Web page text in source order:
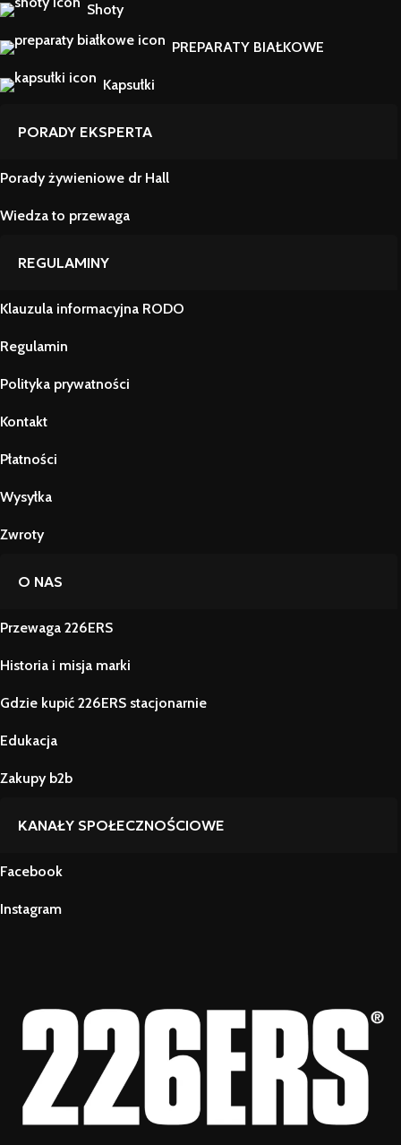
Shoty
PREPARATY BIAŁKOWE
Kapsułki
PORADY EKSPERTA
Porady żywieniowe dr Hall
Wiedza to przewaga
REGULAMINY
Klauzula informacyjna RODO
Regulamin
Polityka prywatności
Kontakt
Płatności
Wysyłka
Zwroty
O NAS
Przewaga 226ERS
Historia i misja marki
Gdzie kupić 226ERS stacjonarnie
Edukacja
Zakupy b2b
KANAŁY SPOŁECZNOŚCIOWE
Facebook
Instagram